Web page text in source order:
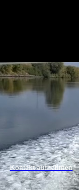
Kontakt aufnehmen